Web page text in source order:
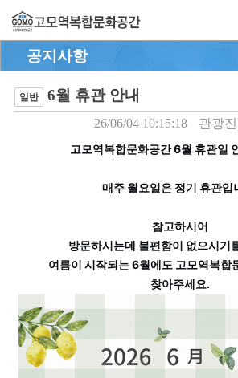
공지사항
일반 6월 휴관 안내
26/06/04 10:15:18 관광
고모역복합문화공간 6월 휴관일
매주 월요일은 정기 휴관입
참고하시어
방문하시는데 불편함이 없으시기
여름이 시작되는 6월에도 고모역복합
찾아주세요.